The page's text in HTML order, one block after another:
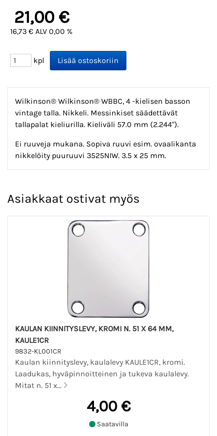
21,00 €
16,73 € ALV 0,00 %
kpl
Wilkinson® Wilkinson® WBBC, 4 -kielisen basson
vintage talla. Nikkeli. Messinkiset säädettävät
tallapalat kieliurilla. Kieliväli 57.0 mm (2.244").
Ei ruuveja mukana. Sopiva ruuvi esim. ovaalikanta
nikkelöity puuruuvi 3525NIW. 3.5 x 25 mm.
Asiakkaat ostivat myös
KAULAN KIINNITYSLEVY, KROMI N. 51 X 64 MM,
KAULE1CR
9832-KL001CR
Kaulan kiinnityslevy, kaulalevy KAULE1CR, kromi.
Laadukas, hyväpinnoitteinen ja tukeva kaulalevy.
Mitat n. 51 x...
4,00 €
Saatavilla